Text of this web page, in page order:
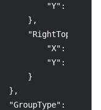
"Y" :
} ,
"RightTop"
"X" :
"Y" :
}
} ,
"GroupType" :